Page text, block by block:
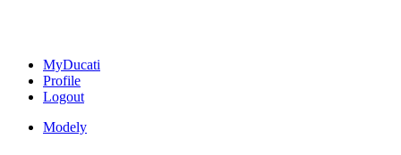
MyDucati
Profile
Logout
Modely